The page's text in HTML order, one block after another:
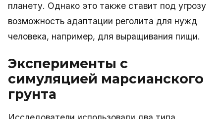
планету. Однако это также ставит под угрозу
возможность адаптации реголита для нужд
человека, например, для выращивания пищи.
Эксперименты с
симуляцией марсианского
грунта